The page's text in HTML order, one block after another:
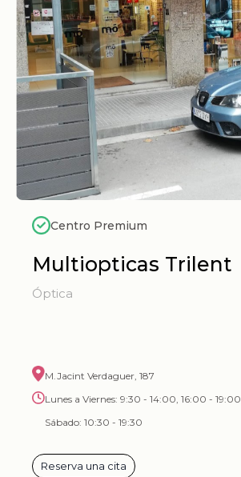
Centro Premium
Multiopticas Trilent
Óptica
M.Jacint Verdaguer, 187
Lunes a Viernes: 9:30 - 14:00, 16:00 - 19:00
Sábado: 10:30 - 19:30
Reserva una cita